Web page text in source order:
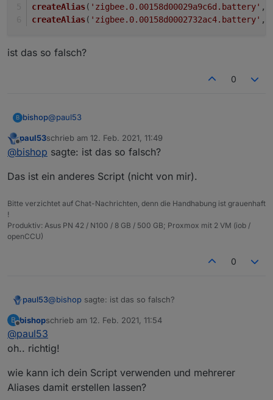
createAlias( 'zigbee.0.00158d00029a9c6d.battery' ,
createAlias( 'zigbee.0.00158d0002732ac4.battery' ,
ist das so falsch?
0
B bishop@paul53
Offline
paul53schrieb am 12. Feb. 2021, 11:49
zuletzt editiert von
@bishop sagte: ist das so falsch?
Das ist ein anderes Script (nicht von mir).
Bitte verzichtet auf Chat-Nachrichten, denn die Handhabung ist grauenhaft
!
Produktiv: Asus PN 42 / N100 / 8 GB / 500 GB; Proxmox mit 2 VM (iob /
openCCU)
0
paul53@bishop sagte: ist das so falsch?
Das ist ein anderes Script (nicht von mir).
B
Offline
bishopschrieb am 12. Feb. 2021, 11:54
zuletzt editiert von
@paul53
oh.. richtig!
wie kann ich dein Script verwenden und mehrerer
Aliases damit erstellen lassen?